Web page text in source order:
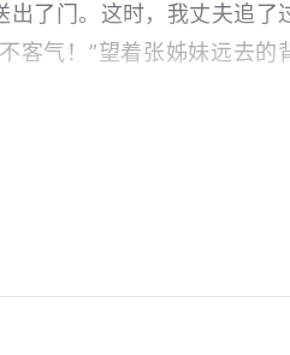
出了门。这时，我丈夫追了
客气！”望着张姊妹远去的
的生活。但事实恰恰相反，
语是真理，但带领说的话和
了万丈深渊，怎么也爬不上
来向神呼求：“创造天地万
可我身量太小，一想到父亲